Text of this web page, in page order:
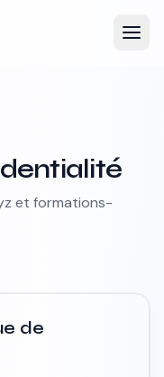
et formations-
de